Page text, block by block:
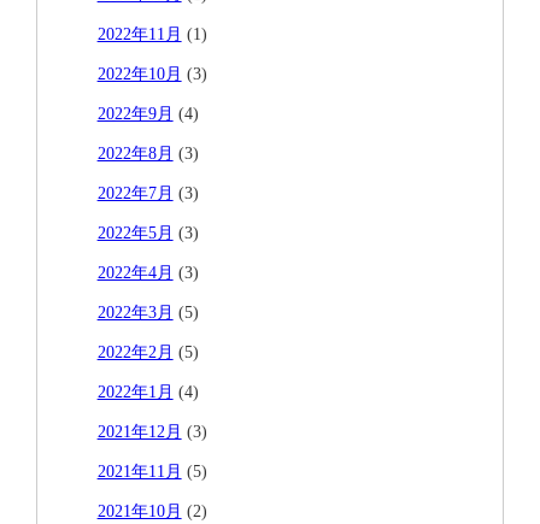
2022年11月 (1)
2022年10月 (3)
2022年9月 (4)
2022年8月 (3)
2022年7月 (3)
2022年5月 (3)
2022年4月 (3)
2022年3月 (5)
2022年2月 (5)
2022年1月 (4)
2021年12月 (3)
2021年11月 (5)
2021年10月 (2)